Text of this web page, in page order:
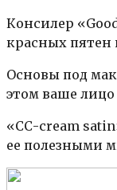
Консилер
красных пятен
Основы под
этом ваше лицо
«СС-cream
ее полезными